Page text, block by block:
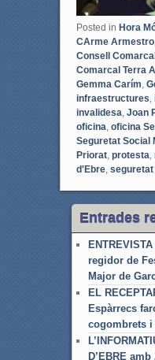
Posted in Hora
CArme Armestro
Consell
Comarcal Terra
Gemma Carím,
infraestructures,
invalidesa, Joan
oficina, oficina
Seguretat Social
Priorat, protesta,
d'Ebre, seguretat
Entrades
regidor de
Major de
EL
Espàrrecs
cogombrets
D’EBRE